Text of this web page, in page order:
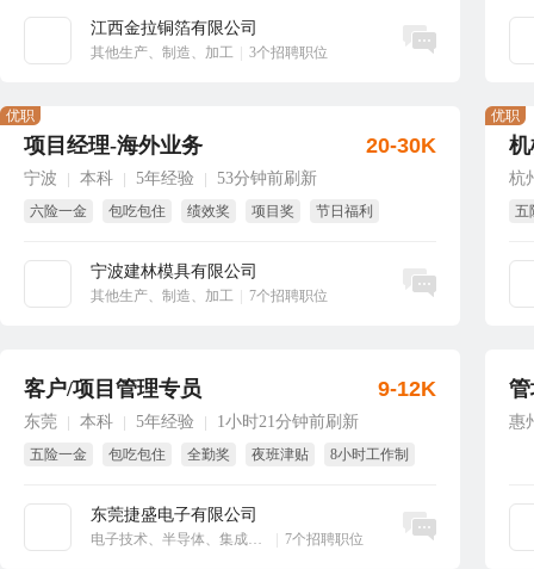
江西金拉铜箔有限公司
其他生产、制造、加工 3个招聘职位
立即沟通
项目经理-海外业务
宁波 本科 5年经验 53分钟前刷新
六险一金 包吃包住 绩效奖 项目奖
节日福利
宁波建林模具有限公司
其他生产、制造、加工 7个招聘职位
优职
20-30K
立即沟通
杭
五
优职
客户/项目管理专员
东莞 本科 5年经验 1小时21分钟前刷新
五险一金 包吃包住 全勤奖 夜班津贴
8小时工作制
东莞捷盛电子有限公司
电子技术、半导体、集成电路 7个招聘职位
9-12K
立即沟通
惠